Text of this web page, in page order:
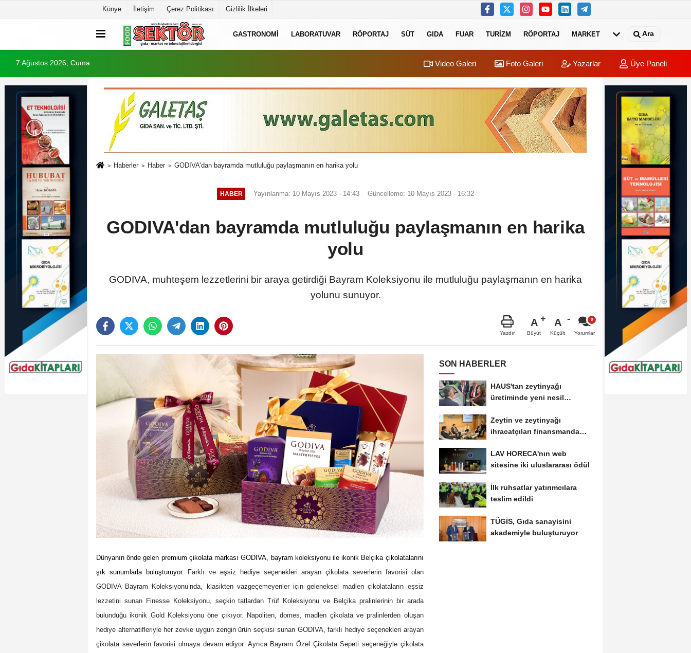
Künye İletişim Çerez Politikası Gizlilik İlkeleri
GASTRONOMI LABORATUVAR RÖPORTAJ SÜT GIDA FUAR TURIZM RÖPORTAJ MARKET Ara
7 Ağustos 2026, Cuma Video Galeri Foto Galeri Yazarlar Üye Paneli
Haberler Haber GODIVA'dan bayramda mutluluğu paylaşmanın en harika yolu
HABER Yayınlanma: 10 Mayıs 2023 - 14:43 Güncelleme: 10 Mayıs 2023 - 16:32
GODIVA'dan bayramda mutluluğu paylaşmanın en harika
yolu
GODIVA, muhteşem lezzetlerini bir araya getirdiği Bayram Koleksiyonu ile mutluluğu paylaşmanın en harika
yolunu sunuyor.
Yazdır
A
Büyüt
A
Küçült Yorumlar
Dünyanın önde gelen premium çikolata markası GODIVA, bayram koleksiyonu ile ikonik Belçika çikolatalarını
şık sunumlarla buluşturuyor.
Farklı ve eşsiz hediye seçenekleri arayan çikolata severlerin favorisi olan
GODIVA Bayram Koleksiyonu’nda, klasikten vazgeçemeyenler için geleneksel madlen çikolataların eşsiz
lezzetini sunan Finesse Koleksiyonu, seçkin tatlardan Trüf Koleksiyonu ve Belçika pralinlerinin bir arada
bulunduğu ikonik Gold Koleksiyonu öne çıkıyor. Napoliten, domes, madlen çikolata ve pralinlerden oluşan
hediye alternatifleriyle her zevke uygun zengin ürün seçkisi sunan GODIVA, farklı hediye seçenekleri arayan
çikolata severlerin favorisi olmaya devam ediyor. Ayrıca Bayram Özel Çikolata Sepeti seçeneğiyle çikolata
SON HABERLER
HAUS'tan zeytinyağı
üretiminde yeni nesil
Zeytin ve zeytinyağı
ihracatçıları finansmanda
LAV HORECA'nın web
sitesine iki uluslararası ödül
İlk ruhsatlar yatırımcılara
teslim edildi
TÜGİS, Gıda sanayisini
akademiyle buluşturuyor